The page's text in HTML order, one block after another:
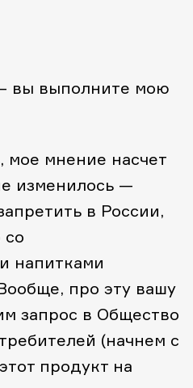
вы выполните мою
мнение насчет
изменилось —
в России,
со
напитками
про эту вашу
запрос в Общество
(начнем с
продукт на